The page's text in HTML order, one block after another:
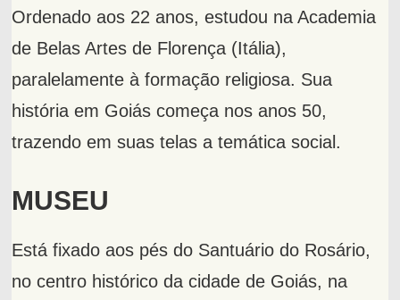
Ordenado aos 22 anos, estudou na Academia
de Belas Artes de Florença (Itália),
paralelamente à formação religiosa. Sua
história em Goiás começa nos anos 50,
trazendo em suas telas a temática social.
MUSEU
Está fixado aos pés do Santuário do Rosário,
no centro histórico da cidade de Goiás, na